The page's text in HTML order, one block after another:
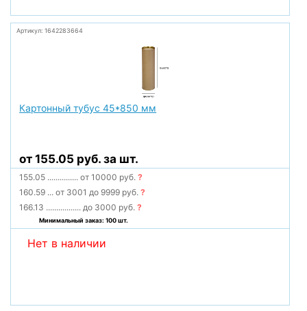
Артикул: 1642283664
Картонный тубус 45*850 мм
от 155.05 руб. за шт.
155.05 ............... от 10000 руб.?
160.59 ... от 3001 до 9999 руб.?
166.13 ................. до 3000 руб.?
Минимальный заказ: 100 шт.
Нет в наличии